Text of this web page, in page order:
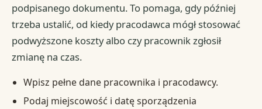
podpisanego dokumentu. To pomaga, gdy później
trzeba ustalić, od kiedy pracodawca mógł stosować
podwyższone koszty albo czy pracownik zgłosił
zmianę na czas.
Wpisz pełne dane pracownika i pracodawcy.
Podaj miejscowość i datę sporządzenia